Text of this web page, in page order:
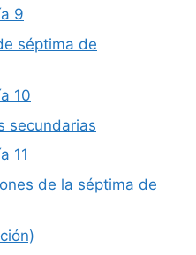
9
séptima de
10
secundarias
11
de la séptima de